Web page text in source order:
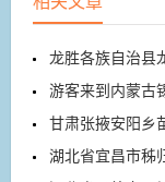
龙胜各族自治县
游客来到内蒙古
甘肃张掖安阳乡
湖北省宜昌市秭